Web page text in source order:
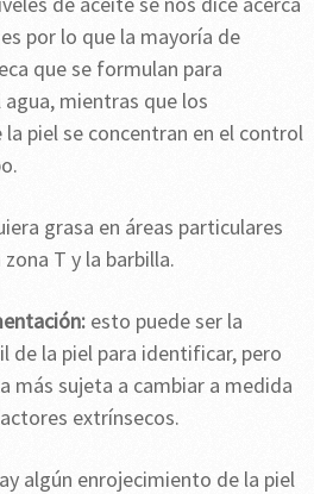
por lo que la mayoría de
que se formulan para
mientras que los
piel se concentran en el control
grasa en áreas particulares
T y la barbilla.
esto puede ser la
de la piel para identificar, pero
más sujeta a cambiar a medida
extrínsecos.
algún enrojecimiento de la piel